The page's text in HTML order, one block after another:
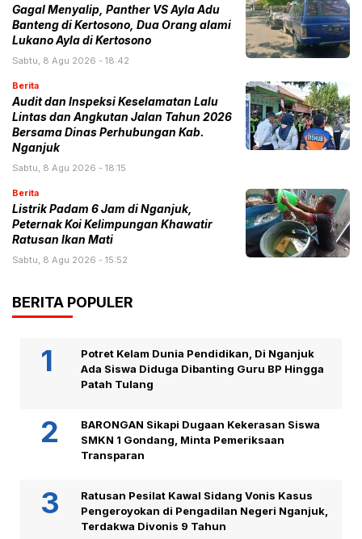
Gagal Menyalip, Panther VS Ayla Adu
Banteng di Kertosono, Dua Orang alami
Lukano Ayla di Kertosono
Sabtu, 8 Agu 2026 - 18:42
Berita
Audit dan Inspeksi Keselamatan Lalu
Lintas dan Angkutan Jalan Tahun 2026
Bersama Dinas Perhubungan Kab.
Nganjuk
Sabtu, 8 Agu 2026 - 18:15
Berita
Listrik Padam 6 Jam di Nganjuk,
Peternak Koi Kelimpungan Khawatir
Ratusan Ikan Mati
Sabtu, 8 Agu 2026 - 15:52
BERITA POPULER
Potret Kelam Dunia Pendidikan, Di Nganjuk
Ada Siswa Diduga Dibanting Guru BP Hingga
Patah Tulang
BARONGAN Sikapi Dugaan Kekerasan Siswa
SMKN 1 Gondang, Minta Pemeriksaan
Transparan
Ratusan Pesilat Kawal Sidang Vonis Kasus
Pengeroyokan di Pengadilan Negeri Nganjuk,
Terdakwa Divonis 9 Tahun